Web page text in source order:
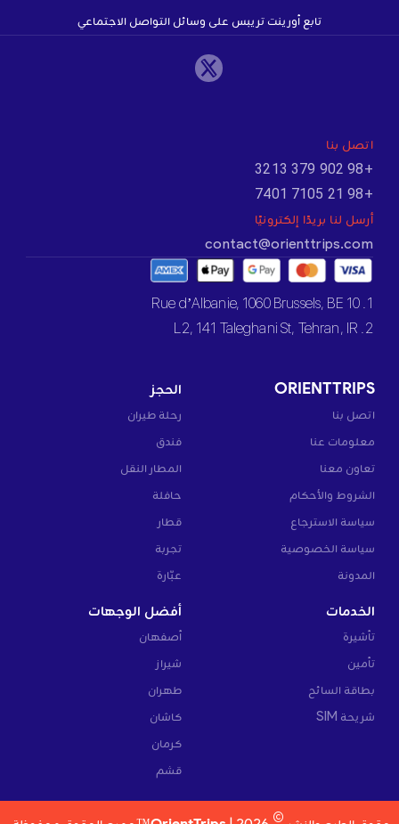
تابع أورينت تريبس على وسائل التواصل الاجتماعي
اتصل بنا
+98 902 379 3213
+98 21 7105 7401
أرسل لنا بريدًا إلكترونيًا
contact@orienttrips.com
1. 10 Rue d’Albanie, 1060 Brussels, BE
2. L2, 141 Taleghani St, Tehran, IR
ORIENTTRIPS
اتصل بنا
معلومات عنا
تعاون معنا
الشروط والأحكام
سياسة الاسترجاع
سياسة الخصوصية
المدونة
الحجز
رحلة طيران
فندق
المطار النقل
حافلة
قطار
تجربة
عبّارة
الخدمات
تأشيرة
تأمين
بطاقة السائح
شريحة SIM
أفضل الوجهات
أصفهان
شيراز
طهران
كاشان
كرمان
قشم